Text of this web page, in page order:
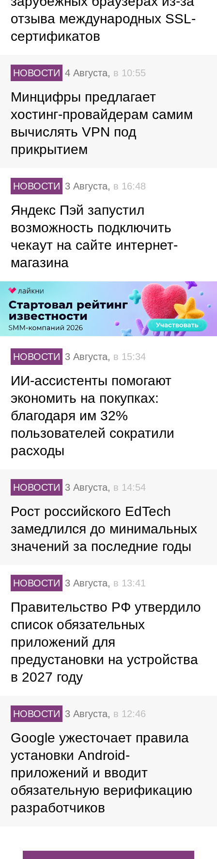
отзыва международных SSL-
сертификатов
НОВОСТИ 4 Августа, в 10:55
Минцифры предлагает
хостинг-провайдерам самим
вычислять VPN под
прикрытием
НОВОСТИ 3 Августа, в 16:48
Яндекс Пэй запустил
возможность подключить
чекаут на сайте интернет-
магазина
НОВОСТИ 3 Августа, в 15:34
ИИ-ассистенты помогают
экономить на покупках:
благодаря им 32%
пользователей сократили
расходы
НОВОСТИ 3 Августа, в 14:54
Рост российского EdTech
замедлился до минимальных
значений за последние годы
НОВОСТИ 3 Августа, в 13:41
Правительство РФ утвердило
список обязательных
приложений для
предустановки на устройства
в 2027 году
НОВОСТИ 3 Августа, в 12:46
Google ужесточает правила
установки Android-
приложений и вводит
обязательную верификацию
разработчиков